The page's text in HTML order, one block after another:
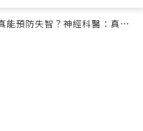
能預防失智？神經科醫：真正